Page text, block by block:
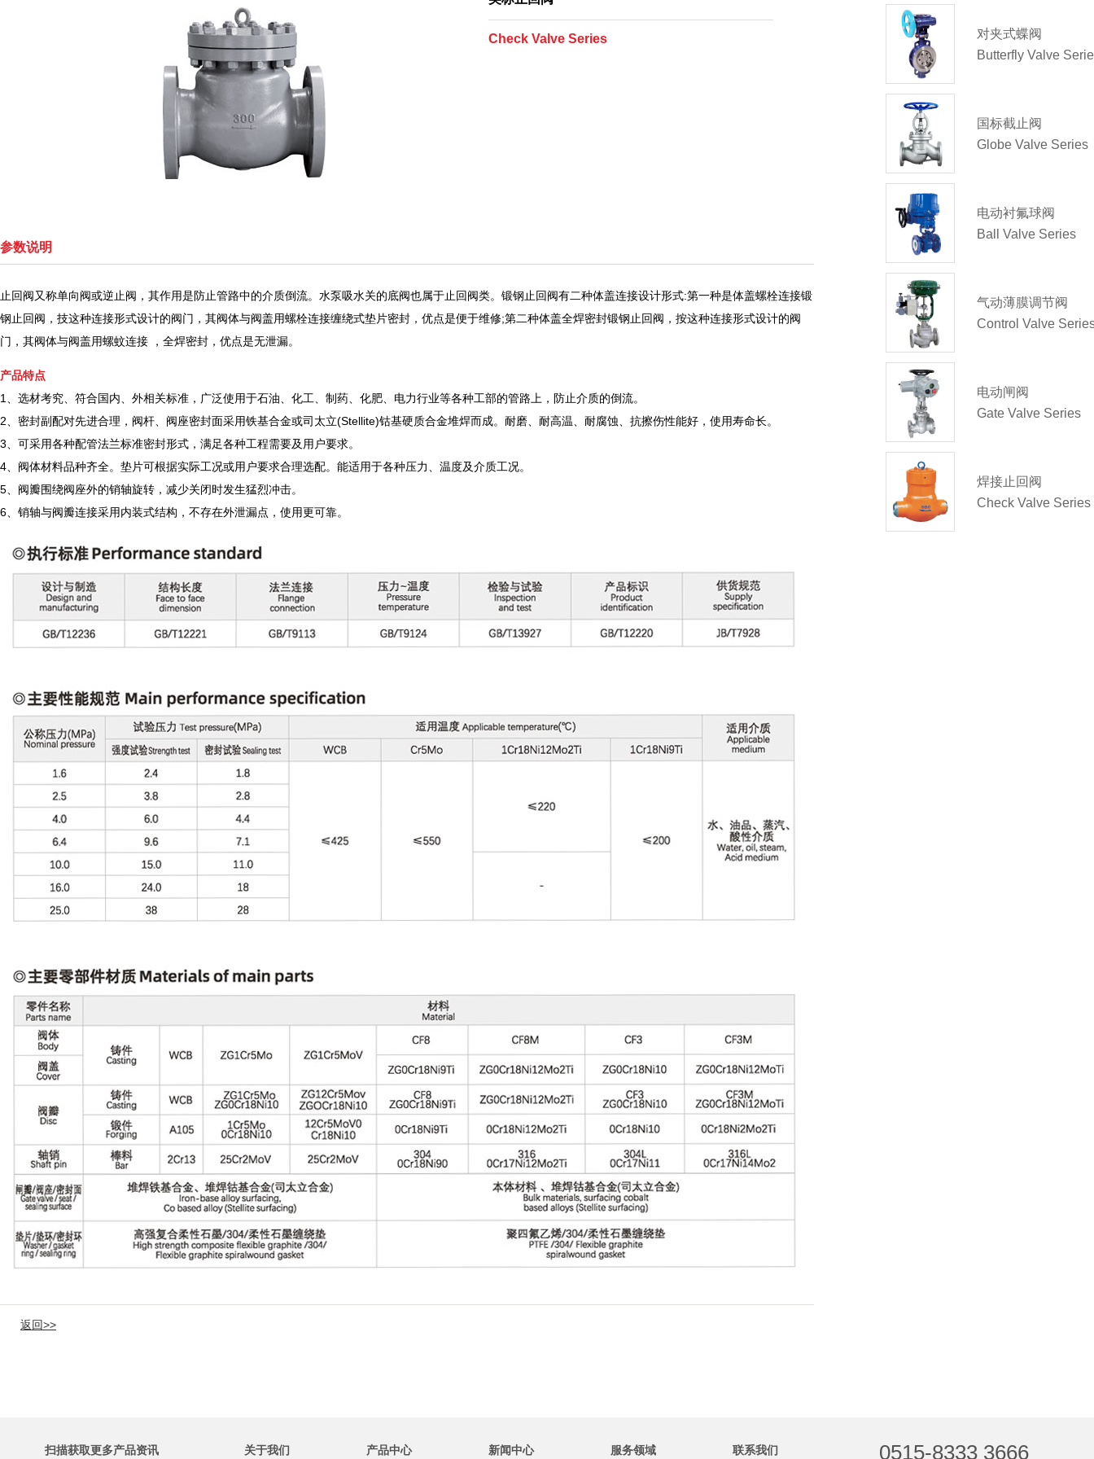
Check Valve Series
参数说明
止回阀又称单向阀或逆止阀，其作用是防止管路中的介质倒流。水泵吸水关的底阀也属于止回阀类。锻钢止回阀有二种体盖连接设计形式:第一种是体盖螺栓连接锻
钢止回阀，技这种连接形式设计的阀门，其阀体与阀盖用螺栓连接缠绕式垫片密封，优点是便于维修;第二种体盖全焊密封锻钢止回阀，按这种连接形式设计的阀
门，其阀体与阀盖用螺蚊连接 ，全焊密封，优点是无泄漏。
产品特点
1、选材考究、符合国内、外相关标准，广泛使用于石油、化工、制药、化肥、电力行业等各种工部的管路上，防止介质的倒流。
2、密封副配对先进合理，阀杆、阀座密封面采用铁基合金或司太立(Stellite)钴基硬质合金堆焊而成。耐磨、耐高温、耐腐蚀、抗擦伤性能好，使用寿命长。
3、可采用各种配管法兰标准密封形式，满足各种工程需要及用户要求。
4、阀体材料品种齐全。垫片可根据实际工况或用户要求合理选配。能适用于各种压力、温度及介质工况。
5、阀瓣围绕阀座外的销轴旋转，减少关闭时发生猛烈冲击。
6、销轴与阀瓣连接采用内装式结构，不存在外泄漏点，使用更可靠。
返回>>
对夹式蝶阀
Butterfly Valve
国标截止阀
Globe Valve Series
电动衬氟球阀
Ball Valve Series
气动薄膜调节阀
Control Valve
电动闸阀
Gate Valve Series
焊接止回阀
Check Valve Series
扫描获取更多产品资讯 关于我们 产品中心 新闻中心 服务领域 联系我们 0515-8333 3666